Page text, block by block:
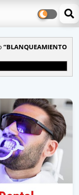
BLANQUEAMIENTO